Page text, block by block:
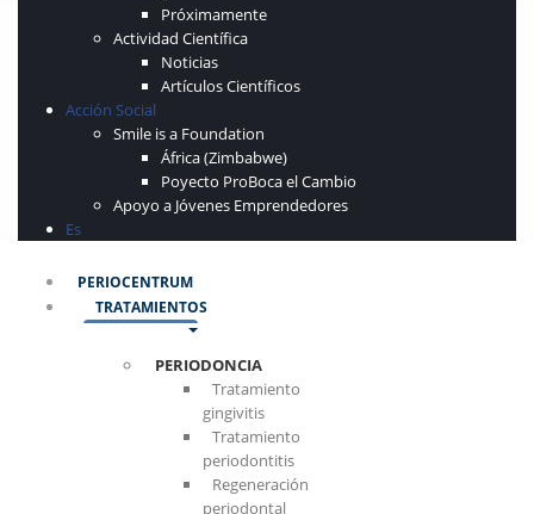
Próximamente
Actividad Científica
Noticias
Artículos Científicos
Acción Social
Smile is a Foundation
África (Zimbabwe)
Poyecto ProBoca el Cambio
Apoyo a Jóvenes Emprendedores
Es
PERIOCENTRUM
TRATAMIENTOS
PERIODONCIA
Tratamiento
gingivitis
Tratamiento
periodontitis
Regeneración
periodontal